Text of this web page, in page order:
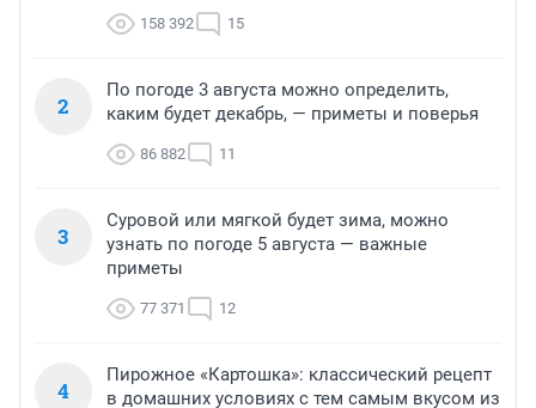
158 392 15
2
По погоде 3 августа можно определить,
каким будет декабрь, — приметы и поверья
86 882 11
3
Суровой или мягкой будет зима, можно
узнать по погоде 5 августа — важные
приметы
77 371 12
4
Пирожное «Картошка»: классический рецепт
в домашних условиях с тем самым вкусом из